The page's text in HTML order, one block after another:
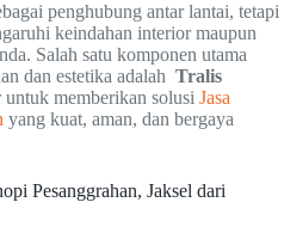
penghubung antar lantai, tetapi
keindahan interior maupun
Salah satu komponen utama
dan estetika adalah Tralis
memberikan solusi Jasa
yang kuat, aman, dan bergaya
Pesanggrahan, Jaksel dari